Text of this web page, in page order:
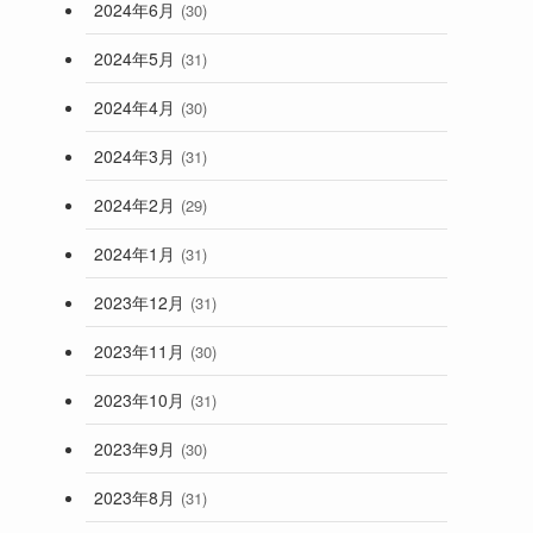
2024年6月 (30)
2024年5月 (31)
2024年4月 (30)
2024年3月 (31)
2024年2月 (29)
2024年1月 (31)
2023年12月 (31)
2023年11月 (30)
2023年10月 (31)
2023年9月 (30)
2023年8月 (31)